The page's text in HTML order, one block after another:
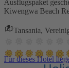
Ausflugspaket
Kiwengwa Beach
Tansania,
Für dieses Hotel